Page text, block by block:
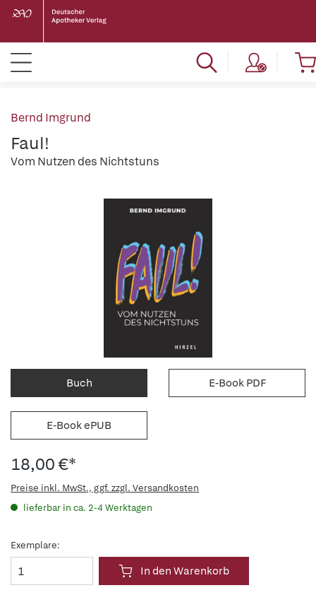
Bernd Imgrund
Faul!
Vom Nutzen des Nichtstuns
Buch E-Book PDF
E-Book ePUB
18,00 €*
Preise inkl. MwSt., ggf. zzgl. Versandkosten
lieferbar in ca. 2-4 Werktagen
Exemplare:
In den Warenkorb